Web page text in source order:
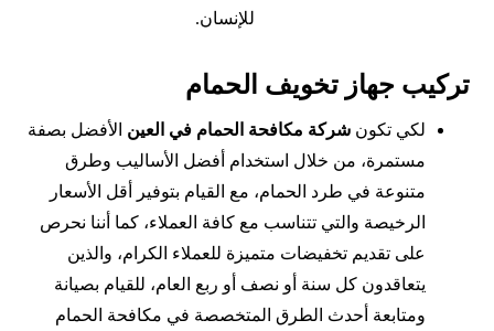
للإنسان.
تركيب جهاز تخويف الحمام
لكي تكونشركة مكافحة الحمام في العين الأفضل بصفة
مستمرة، من خلال استخدام أفضل الأساليب وطرق
متنوعة في طرد الحمام، مع القيام بتوفير أقل الأسعار
الرخيصة والتي تتناسب مع كافة العملاء، كما أننا نحرص
على تقديم تخفيضات متميزة للعملاء الكرام، والذين
يتعاقدون كل سنة أو نصف أو ربع العام، للقيام بصيانة
ومتابعة أحدث الطرق المتخصصة في مكافحة الحمام